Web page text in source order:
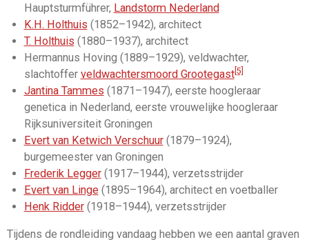
Hauptsturmführer, Landstorm Nederland
K.H. Holthuis (1852–1942), architect
T. Holthuis (1880–1937), architect
Hermannus Hoving (1889–1929), veldwachter,
slachtoffer veldwachtersmoord Grootegast[5]
Jantina Tammes (1871–1947), eerste hoogleraar
genetica in Nederland, eerste vrouwelijke hoogleraar
Rijksuniversiteit Groningen
Evert van Ketwich Verschuur (1879–1924),
burgemeester van Groningen
Frederik Legger (1917–1944), verzetsstrijder
Evert van Linge (1895–1964), architect en voetballer
Henk Ridder (1918–1944), verzetsstrijder
Tijdens de rondleiding vandaag hebben we een aantal graven